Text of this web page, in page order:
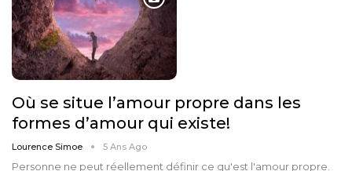
Où se situe l’amour propre dans les
formes d’amour qui existe!
Lourence Simoe 5 Ans Ago
Personne ne peut réellement définir ce qu'est l'amour propre.